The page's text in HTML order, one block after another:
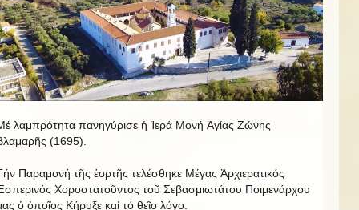
λαμπρότητα πανηγύρισε ἡ Ἱερά Μονή Ἁγίας Ζώνης
(1695).
Παραμονή τῆς ἑορτῆς τελέσθηκε Μέγας Ἀρχιερατικός
Χοροστατοῦντος τοῦ Σεβασμιωτάτου Ποιμενάρχου
ὁ ὀποῖος Κήρυξε καί τό θεῖο λόγο.